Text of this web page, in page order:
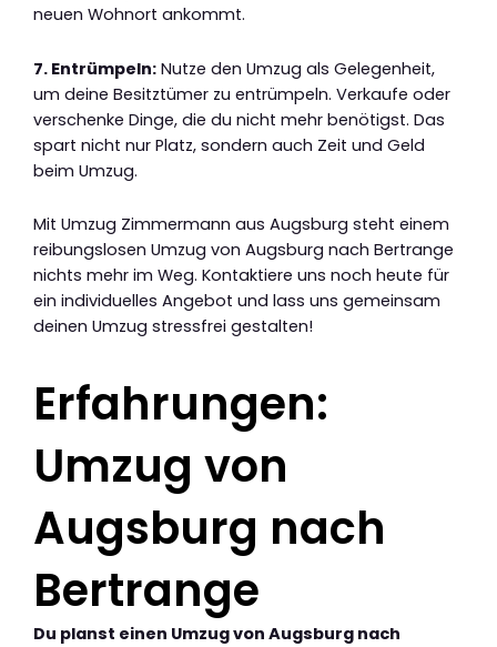
neuen Wohnort ankommt.
7. Entrümpeln: Nutze den Umzug als Gelegenheit,
um deine Besitztümer zu entrümpeln. Verkaufe oder
verschenke Dinge, die du nicht mehr benötigst. Das
spart nicht nur Platz, sondern auch Zeit und Geld
beim Umzug.
Mit Umzug Zimmermann aus Augsburg steht einem
reibungslosen Umzug von Augsburg nach Bertrange
nichts mehr im Weg. Kontaktiere uns noch heute für
ein individuelles Angebot und lass uns gemeinsam
deinen Umzug stressfrei gestalten!
Erfahrungen:
Umzug von
Augsburg nach
Bertrange
Du planst einen Umzug von Augsburg nach